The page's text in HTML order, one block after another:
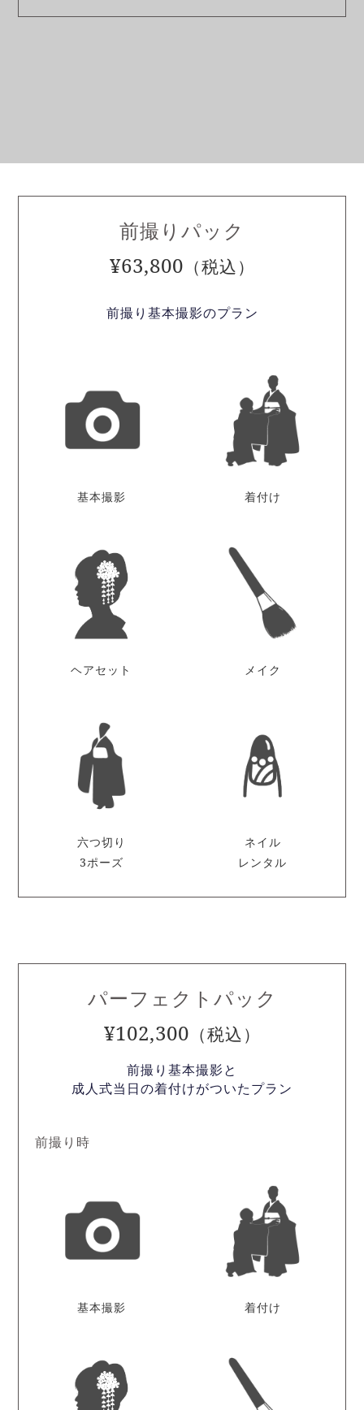
前撮りパック
¥63,800 （税込）
前撮り基本撮影のプラン
基本撮影 着付け
ヘアセット メイク
六つ切り
3ポーズ
ネイル
レンタル
パーフェクトパック
¥102,300 （税込）
前撮り基本撮影と
成人式当日の着付けがついたプラン
前撮り時
基本撮影 着付け